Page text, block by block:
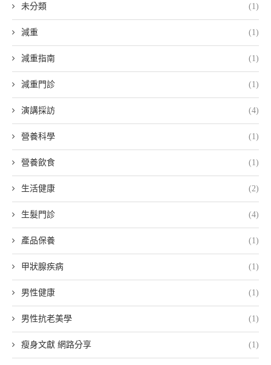
未分類 (1)
減重 (1)
減重指南 (1)
減重門診 (1)
演講採訪 (4)
營養科學 (1)
營養飲食 (1)
生活健康 (2)
生髮門診 (4)
產品保養 (1)
甲狀腺疾病 (1)
男性健康 (1)
男性抗老美學 (1)
瘦身文獻 網路分享 (1)